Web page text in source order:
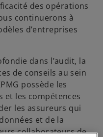
des opérations
continuerons à
d’entreprises
dans l’audit, la
de conseils au sein
possède les
et les compétences
les assureurs qui
et de la
collaborateurs de